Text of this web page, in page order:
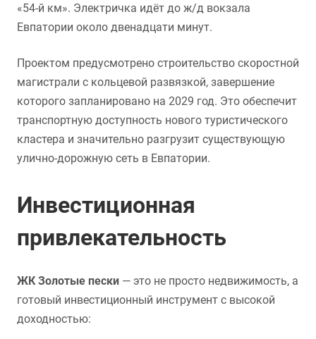
«54-й км». Электричка идёт до ж/д вокзала
Евпатории около двенадцати минут.
Проектом предусмотрено строительство скоростной
магистрали с кольцевой развязкой, завершение
которого запланировано на 2029 год. Это обеспечит
транспортную доступность нового туристического
кластера и значительно разгрузит существующую
улично-дорожную сеть в Евпатории.
Инвестиционная
привлекательность
ЖК Золотые пески — это не просто недвижимость, а
готовый инвестиционный инструмент с высокой
доходностью: